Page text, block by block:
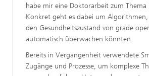
habe mir eine Doktorarbeit zum Thema
Konkret geht es dabei um Algorithmen,
den Gesundheitszustand von grade
automatisch überwachen könnten.
Bereits in Vergangenheit verwendete
Zugänge und Prozesse, um komplexe